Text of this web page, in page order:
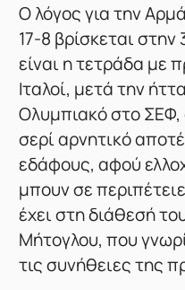
Ο λόγος για την
17-8 βρίσκεται
είναι η τετράδα με
Ιταλοί, μετά την
Ολυμπιακό στο ΣΕΦ,
σερί αρνητικό
εδάφους, αφού
μπουν σε
έχει στη διάθεσή
Μήτογλου, που
τις συνήθειες της